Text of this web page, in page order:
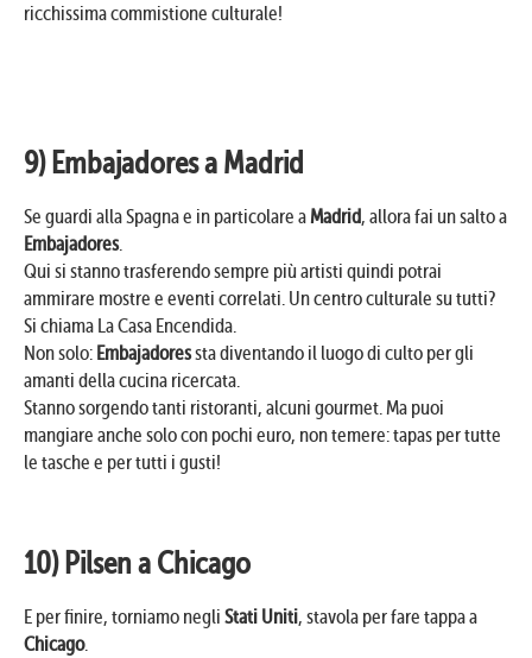
ricchissima commistione culturale!
9) Embajadores a Madrid
Se guardi alla Spagna e in particolare aMadrid, allora fai un salto a
Embajadores.
Qui si stanno trasferendo sempre più artisti quindi potrai
ammirare mostre e eventi correlati. Un centro culturale su tutti?
Si chiama La Casa Encendida.
Non solo: Embajadoressta diventando il luogo di culto per gli
amanti della cucina ricercata.
Stanno sorgendo tanti ristoranti, alcuni gourmet. Ma puoi
mangiare anche solo con pochi euro, non temere: tapas per tutte
le tasche e per tutti i gusti!
10) Pilsen a Chicago
E per finire, torniamo negli Stati Uniti, stavola per fare tappa a
Chicago.